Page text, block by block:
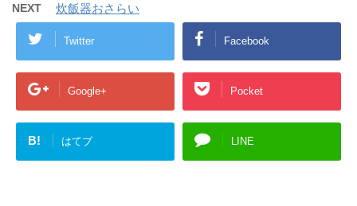
NEXT 炊飯器おさらい
Twitter Facebook
Google+ Pocket
B! はてブ LINE